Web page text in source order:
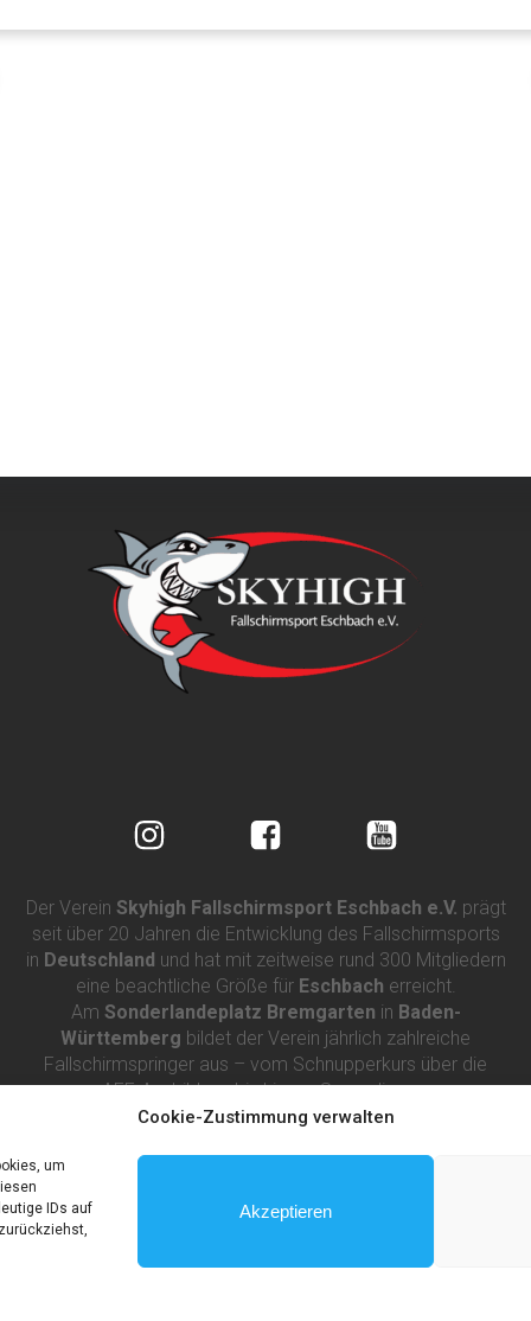
Cookie-Zustimmung verwalten
um
IDs auf
Akzeptieren
Der Verein Skyhigh Fallschirmsport Eschbach e.V. prägt
seit über 20 Jahren die Entwicklung des Fallschirmsports
in Deutschland und hat mit zeitweise rund 300 Mitgliedern
eine beachtliche Größe für Eschbach erreicht.
Am Sonderlandeplatz Bremgarten in Baden-
Württemberg bildet der Verein jährlich zahlreiche
Fallschirmspringer aus – vom Schnupperkurs über die
AFF-Ausbildung bis hin zur Sprunglizenz.
DURCH